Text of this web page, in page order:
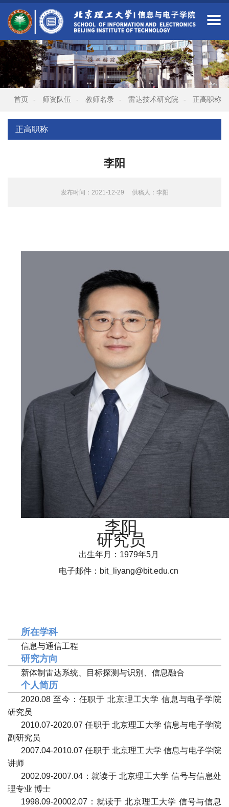
首页 - 师资队伍 - 教师名录 - 雷达技术研究院 - 正高职称
正高职称
李阳
发布时间：2021-12-29 供稿人：李阳
李阳
研究员
出生年月：1979年5月
电子邮件：bit_liyang@bit.edu.cn
所在学科
信息与通信工程
研究方向
新体制雷达系统、目标探测与识别、信息融合
个人简历
2020.08 至今：任职于 北京理工大学 信息与电子学院
研究员
2010.07-2020.07 任职于 北京理工大学 信息与电子学院
副研究员
2007.04-2010.07 任职于 北京理工大学 信息与电子学院
讲师
2002.09-2007.04 ：就读于 北京理工大学 信号与信息处
理专业 博士
1998.09-20002.07 ：就读于 北京理工大学 信号与信息